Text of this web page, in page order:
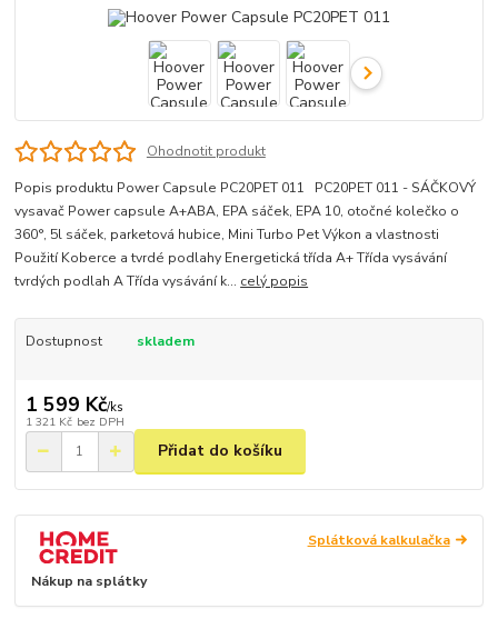
Ohodnotit produkt
Popis produktu Power Capsule PC20PET 011 PC20PET 011 - SÁČKOVÝ
vysavač Power capsule A+ABA, EPA sáček, EPA 10, otočné kolečko o
360°, 5l sáček, parketová hubice, Mini Turbo Pet Výkon a vlastnosti
Použití Koberce a tvrdé podlahy Energetická třída A+ Třída vysávání
tvrdých podlah A Třída vysávání k... celý popis
Dostupnost skladem
1 599 Kč/ks
1 321 Kč bez DPH
Přidat do košíku
Splátková kalkulačka
Nákup na splátky